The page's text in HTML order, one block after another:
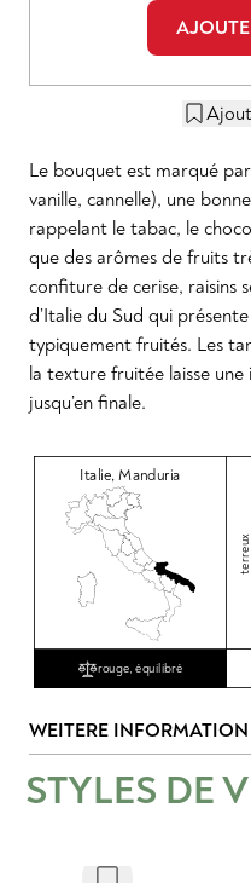
Le bouquet est marqué par
vanille, cannelle), une
rappelant le tabac, le
que des arômes de fruits
confiture de cerise, raisins
d’Italie du Sud qui
typiquement fruités. Les
la texture fruitée laisse
jusqu’en finale.
Italie, Manduria
terreux
rouge, équilibré
WEITERE INFORMATION
STYLES DE